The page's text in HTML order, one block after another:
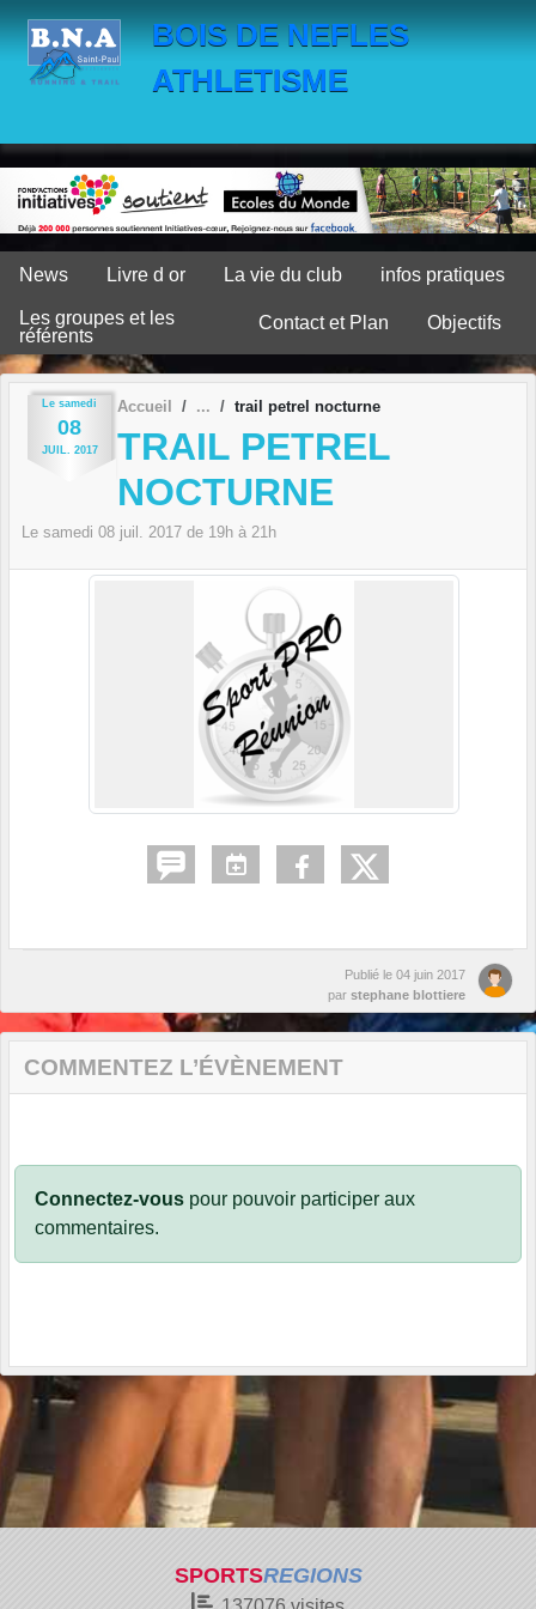
BOIS DE NEFLES
ATHLETISME
News Livre d or La vie du club infos pratiques
Les groupes et les
référents
Contact et Plan Objectifs
Le samedi
08
JUIL. 2017
Accueil trail petrel nocturne
TRAIL PETREL
NOCTURNE
Le samedi 08 juil. 2017 de 19h à 21h
Publié le 04 juin 2017
par stephane blottiere
COMMENTEZ L’ÉVÈNEMENT
Connectez-vous pour pouvoir participer aux
commentaires.
SPORTSREGIONS